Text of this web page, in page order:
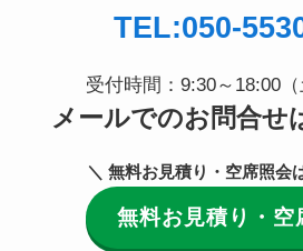
TEL:050-
受付時間：9:30～18:00（
メールでのお問合せ
＼ 無料お見積り・空席照会
無料お見積り・空